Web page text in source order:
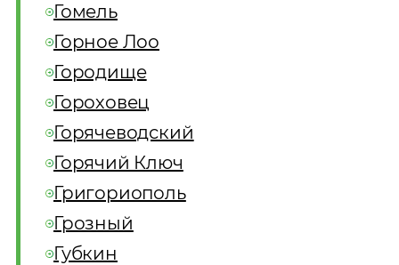
Гомель
Горное Лоо
Городище
Гороховец
Горячеводский
Горячий Ключ
Григориополь
Грозный
Губкин